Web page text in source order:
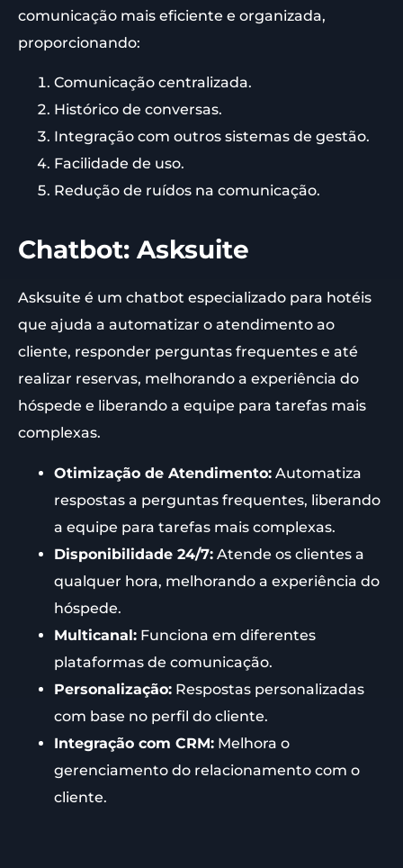
comunicação mais eficiente e organizada,
proporcionando:
Comunicação centralizada.
Histórico de conversas.
Integração com outros sistemas de gestão.
Facilidade de uso.
Redução de ruídos na comunicação.
Chatbot: Asksuite
Asksuite é um chatbot especializado para hotéis
que ajuda a automatizar o atendimento ao
cliente, responder perguntas frequentes e até
realizar reservas, melhorando a experiência do
hóspede e liberando a equipe para tarefas mais
complexas.
Otimização de Atendimento: Automatiza
respostas a perguntas frequentes, liberando
a equipe para tarefas mais complexas.
Disponibilidade 24/7: Atende os clientes a
qualquer hora, melhorando a experiência do
hóspede.
Multicanal: Funciona em diferentes
plataformas de comunicação.
Personalização: Respostas personalizadas
com base no perfil do cliente.
Integração com CRM: Melhora o
gerenciamento do relacionamento com o
cliente.